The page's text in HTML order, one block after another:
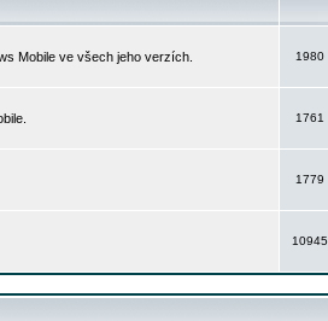
Mobile ve všech jeho verzích.
1980
1761
1779
10945